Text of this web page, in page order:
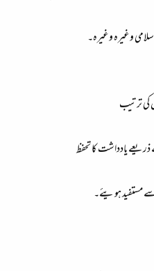
وغیرہ وغیرہ۔
کی ترتیب
یادداشت کا تحفظ
مستفید ہویئے۔